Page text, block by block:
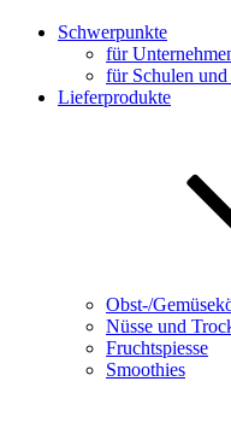
Schwerpunkte
für
für Schulen
Lieferprodukte
Obst-/
Nüsse und
Fruchtspiesse
Smoothies